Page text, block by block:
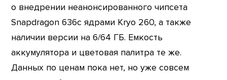
о внедрении неанонсированного чипсета
Snapdragon 636с ядрами Kryo 260, а также
наличии версии на 6/64 ГБ. Емкость
аккумулятора и цветовая палитра те же.
Данных по ценам пока нет, но уже совсем